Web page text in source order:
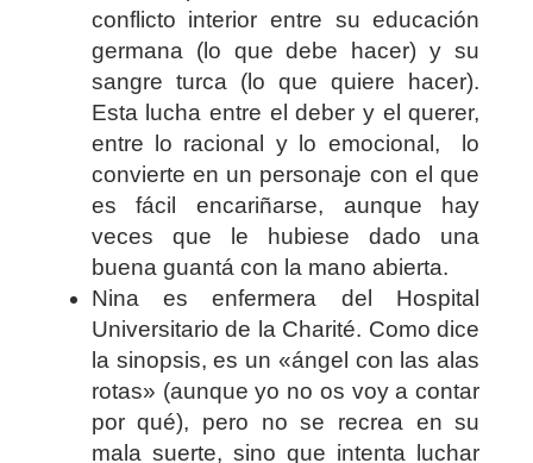
conflicto interior entre su educación
germana (lo que debe hacer) y su
sangre turca (lo que quiere hacer).
Esta lucha entre el deber y el querer,
entre lo racional y lo emocional,
lo
convierte en un personaje con el que
es fácil encariñarse, aunque hay
veces que le hubiese dado una
buena guantá con la mano abierta.
Nina es enfermera del Hospital
Universitario de la Charité. Como dice
la sinopsis, es un «ángel con las alas
rotas» (aunque yo no os voy a contar
por qué), pero no se recrea en su
mala suerte, sino que intenta luchar